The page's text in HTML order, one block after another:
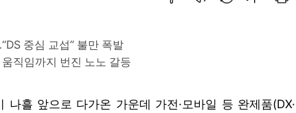
중심 교섭” 불만 폭발
직임까지 번진 노노 갈등
나흘 앞으로 다가온 가운데 가전·모바일 등 완제품(DX·